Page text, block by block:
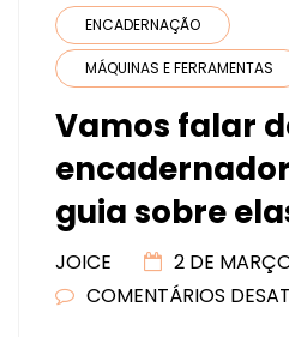
ENCADERNAÇÃO
MÁQUINAS E FERRAMENTAS
Vamos falar
guia sobre
JOICE
2 DE
COMENTÁRIOS